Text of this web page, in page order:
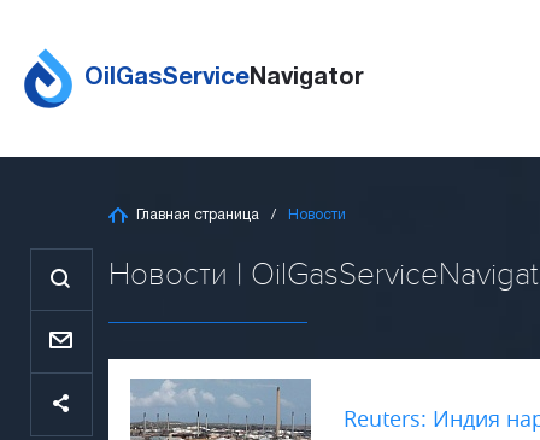
OilGasServiceNavigator
Главная страница Новости
Новости |
Reuters: Индия